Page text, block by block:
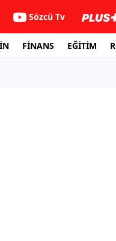
Sözcü Tv
FİNANS EĞİTİM